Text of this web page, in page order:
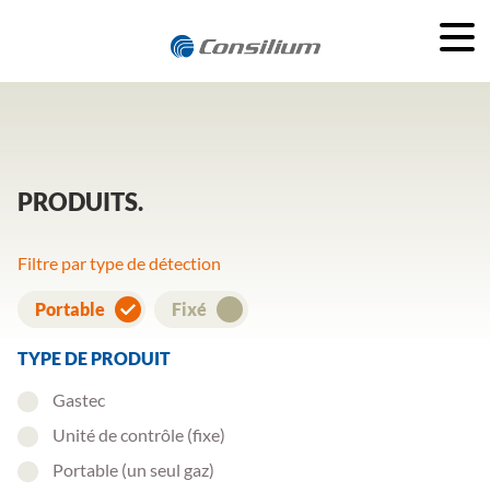
PRODUITS
Filtre par type de détection
Portable Fixé
TYPE DE PRODUIT
Gastec
Unité de contrôle (fixe)
Portable (un seul gaz)